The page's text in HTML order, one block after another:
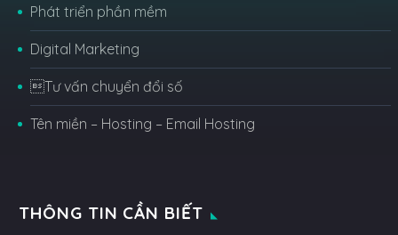
Phát triển phần mềm
Digital Marketing
Tư vấn chuyển đổi số
Tên miền – Hosting – Email Hosting
THÔNG TIN CẦN BIẾT